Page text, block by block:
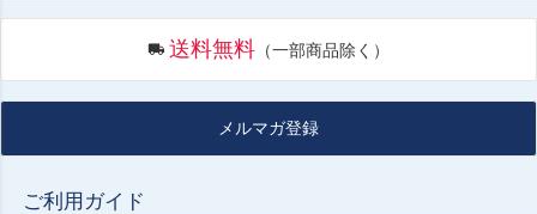
送料無料 （一部商品除く）
メルマガ登録
ご利用ガイド